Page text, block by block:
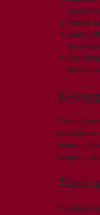
Sensor
Radar
Unit
Vision
dengan
mengatur
Meskipun